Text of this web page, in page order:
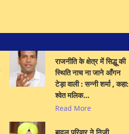
राजनीति के क्षेत्र में सिद्धू की
स्थिति नाच ना जाने आँगन
टेड़ा वाली : सन्नी शर्मा , कहा:
श्वेत मलिक…
Read More
बादल परिवार ने निजी